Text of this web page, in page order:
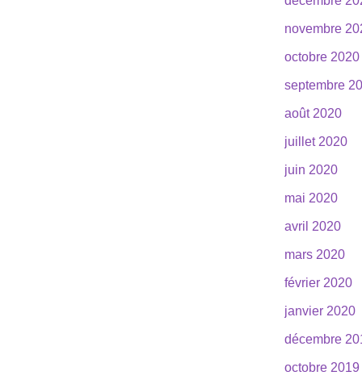
novembre
octobre 2020
septembre
août 2020
juillet 2020
juin 2020
mai 2020
avril 2020
mars 2020
février 2020
janvier 2020
décembre
octobre 2019